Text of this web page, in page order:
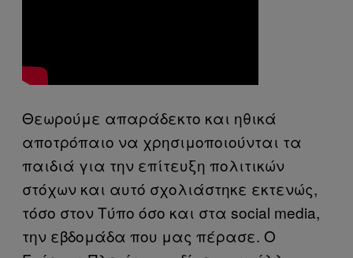
Θεωρούμε απαράδεκτο και ηθικά
αποτρόπαιο να χρησιμοποιούνται τα
παιδιά για την επίτευξη πολιτικών
στόχων και αυτό σχολιάστηκε εκτενώς,
τόσο στον Τύπο όσο και στα social media,
την εβδομάδα που μας πέρασε. Ο